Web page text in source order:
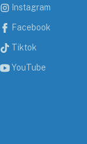
Instagram
Facebook
Tiktok
YouTube